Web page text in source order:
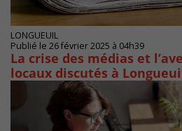
LONGUEUIL
Publié le 26 février 2025 à 04h39
La crise des médias et
locaux discutés à